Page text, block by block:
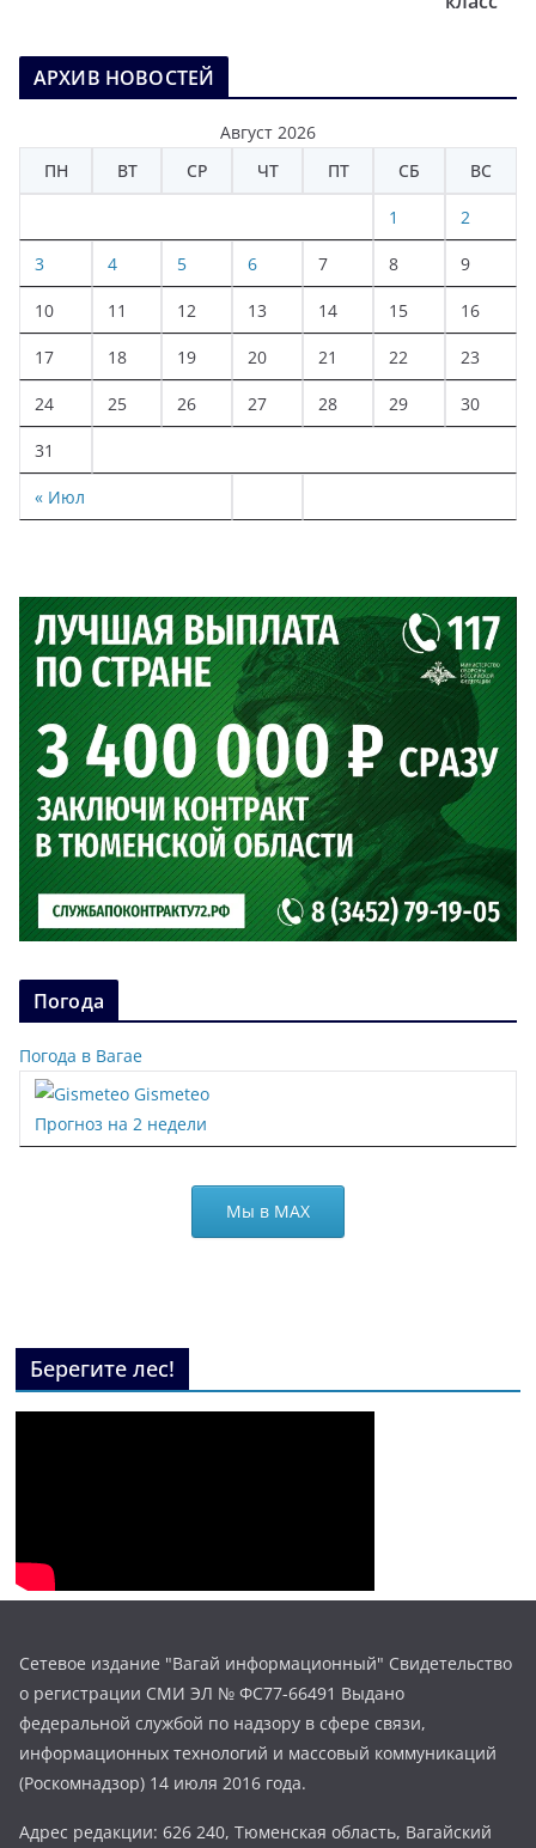
АРХИВ НОВОСТЕЙ
Август 2026
ПН
ВТ СР ЧТ ПТ СБ ВС
« Июл
1 2
3 4 5 6 7 8 9
10 11 12 13 14 15 16
17 18 19 20 21 22 23
24 25 26 27 28 29 30
31
Погода
Погода в Вагае
Gismeteo
Прогноз на 2 недели
Мы в МАХ
Берегите лес!
Сетевое издание "Вагай информационный" Свидетельство
о регистрации СМИ ЭЛ № ФС77-66491 Выдано
федеральной службой по надзору в сфере связи,
информационных технологий и массовый коммуникаций
(Роскомнадзор) 14 июля 2016 года.
Адрес редакции: 626 240, Тюменская область, Вагайский